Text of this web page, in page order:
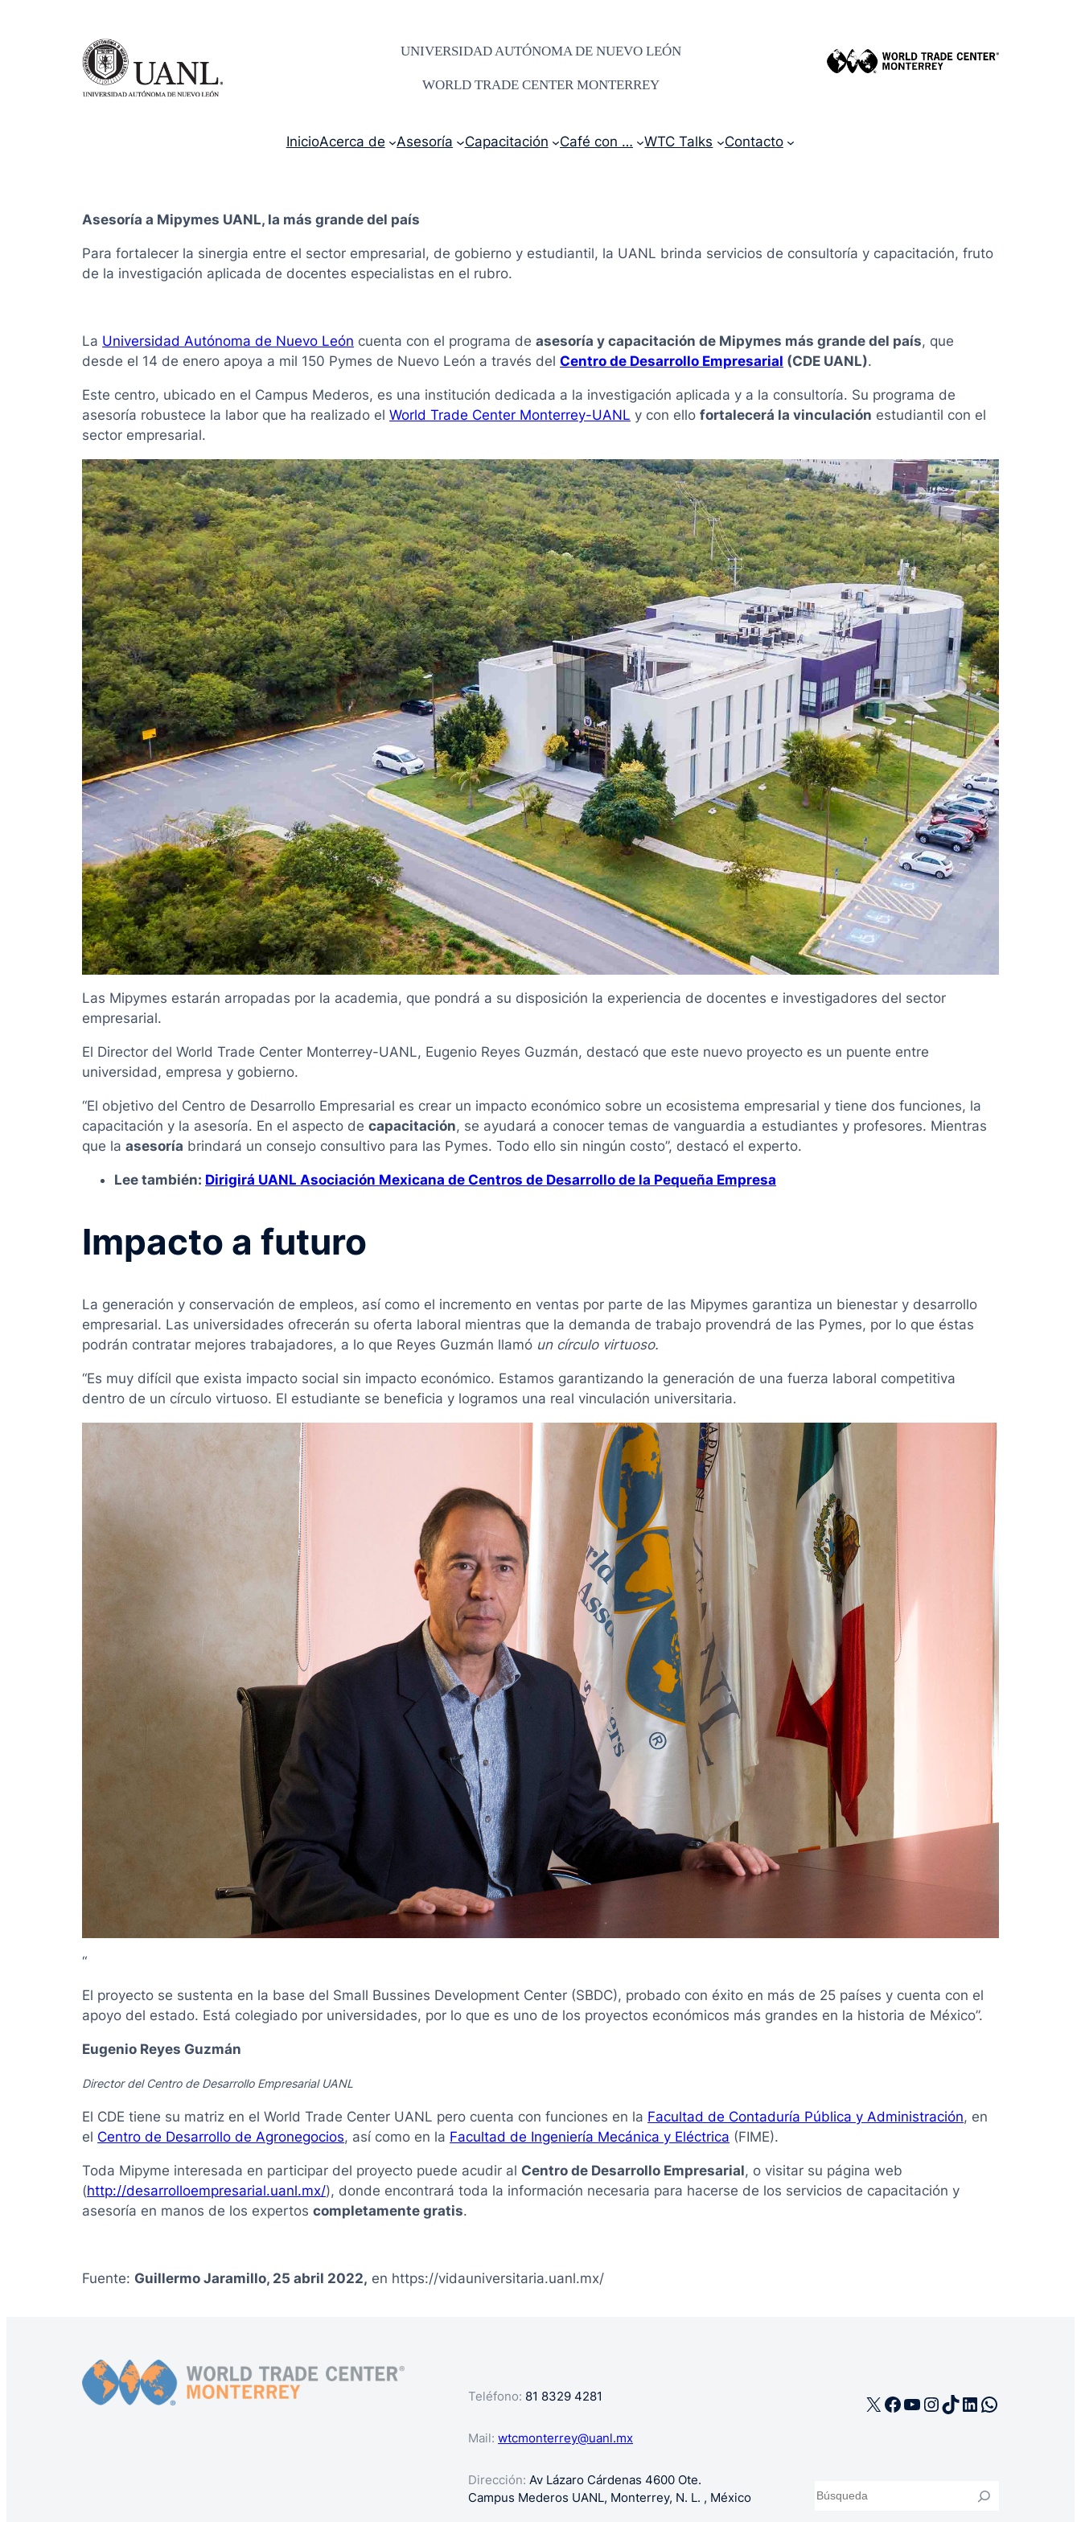
UNIVERSIDAD AUTÓNOMA DE NUEVO LEÓN
WORLD TRADE CENTER MONTERREY
InicioAcerca de Asesoría Capacitación Café con … WTC Talks Contacto
Asesoría a Mipymes UANL, la más grande del país
Para fortalecer la sinergia entre el sector empresarial, de gobierno y estudiantil, la UANL brinda servicios de consultoría y capacitación, fruto
de la investigación aplicada de docentes especialistas en el rubro.
La Universidad Autónoma de Nuevo León cuenta con el programa deasesoría y capacitación de Mipymes más grande del país, que
desde el 14 de enero apoya a mil 150 Pymes de Nuevo León a través delCentro de Desarrollo Empresarial (CDE UANL).
Este centro, ubicado en el Campus Mederos, es una institución dedicada a la investigación aplicada y a la consultoría. Su programa de
asesoría robustece la labor que ha realizado elWorld Trade Center Monterrey-UANL y con ellofortalecerá la vinculación estudiantil con el
sector empresarial.
Las Mipymes estarán arropadas por la academia, que pondrá a su disposición la experiencia de docentes e investigadores del sector
empresarial.
El Director del World Trade Center Monterrey-UANL, Eugenio Reyes Guzmán, destacó que este nuevo proyecto es un puente entre
universidad, empresa y gobierno.
“El objetivo del Centro de Desarrollo Empresarial es crear un impacto económico sobre un ecosistema empresarial y tiene dos funciones, la
capacitación y la asesoría. En el aspecto decapacitación, se ayudará a conocer temas de vanguardia a estudiantes y profesores. Mientras
que laasesoría brindará un consejo consultivo para las Pymes. Todo ello sin ningún costo”, destacó el experto.
Lee también: Dirigirá UANL Asociación Mexicana de Centros de Desarrollo de la Pequeña Empresa
Impacto a futuro
La generación y conservación de empleos, así como el incremento en ventas por parte de las Mipymes garantiza un bienestar y desarrollo
empresarial. Las universidades ofrecerán su oferta laboral mientras que la demanda de trabajo provendrá de las Pymes, por lo que éstas
podrán contratar mejores trabajadores, a lo que Reyes Guzmán llamó un círculo virtuoso.
“Es muy difícil que exista impacto social sin impacto económico. Estamos garantizando la generación de una fuerza laboral competitiva
dentro de un círculo virtuoso. El estudiante se beneficia y logramos una real vinculación universitaria.
“
El proyecto se sustenta en la base del Small Bussines Development Center (SBDC), probado con éxito en más de 25 países y cuenta con el
apoyo del estado. Está colegiado por universidades, por lo que es uno de los proyectos económicos más grandes en la historia de México”.
Eugenio Reyes Guzmán
Director del Centro de Desarrollo Empresarial UANL
El CDE tiene su matriz en el World Trade Center UANL pero cuenta con funciones en la Facultad de Contaduría Pública y Administración, en
el Centro de Desarrollo de Agronegocios, así como en la Facultad de Ingeniería Mecánica y Eléctrica (FIME).
Toda Mipyme interesada en participar del proyecto puede acudir al Centro de Desarrollo Empresarial, o visitar su página web
(http://desarrolloempresarial.uanl.mx/), donde encontrará toda la información necesaria para hacerse de los servicios de capacitación y
asesoría en manos de los expertoscompletamente gratis.
Fuente: Guillermo Jaramillo, 25 abril 2022, en https://vidauniversitaria.uanl.mx/
Teléfono: 81 8329 4281
Mail: wtcmonterrey@uanl.mx
Dirección: Av Lázaro Cárdenas 4600 Ote.
Campus Mederos UANL, Monterrey, N. L. , México
X Facebook
YouTube
Instagram
TikTok
LinkedIn
WhatsApp